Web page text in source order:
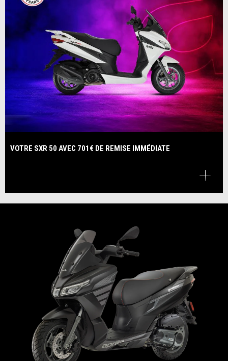
VOTRE SXR 50 AVEC 701€ DE REMISE IMMÉDIATE